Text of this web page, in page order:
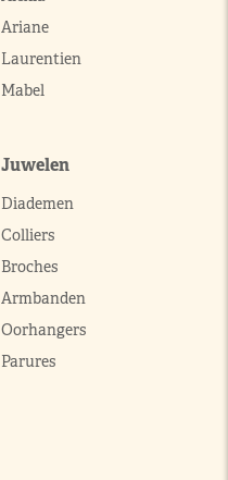
Ariane
Laurentien
Mabel
Juwelen
Diademen
Colliers
Broches
Armbanden
Oorhangers
Parures